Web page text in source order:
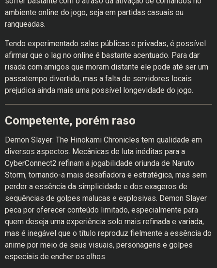
ambiente online do jogo, seja em partidas casuais ou
ranqueadas.
Tendo experimentado salas públicas e privadas, é possível
afirmar que o lag no online é bastante acentuado. Para dar
risada com amigos que moram distante ele pode até ser um
passatempo divertido, mas a falta de servidores locais
prejudica ainda mais uma possível longevidade do jogo.
Competente, porém raso
Demon Slayer: The Hinokami Chronicles tem qualidade em
diversos aspectos. Mecânicas de luta inéditas para a
CyberConnect2 refinam a jogabilidade oriunda de Naruto
Storm, tornando-a mais desafiadora e estratégica, mas sem
perder a essência da simplicidade e dos exageros de
sequências de golpes malucas e explosivas. Demon Slayer
peca por oferecer conteúdo limitado, especialmente para
quem deseja uma experiência solo mais refinada e variada,
mas é inegável que o título reproduz fielmente a essência do
anime por meio de seus visuais, personagens e golpes
especiais de encher os olhos.